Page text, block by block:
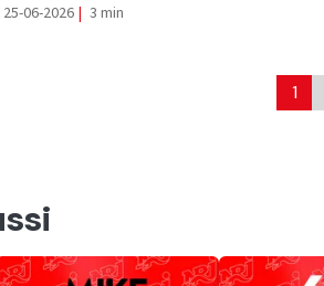
25-06-2026 | 3 min
1